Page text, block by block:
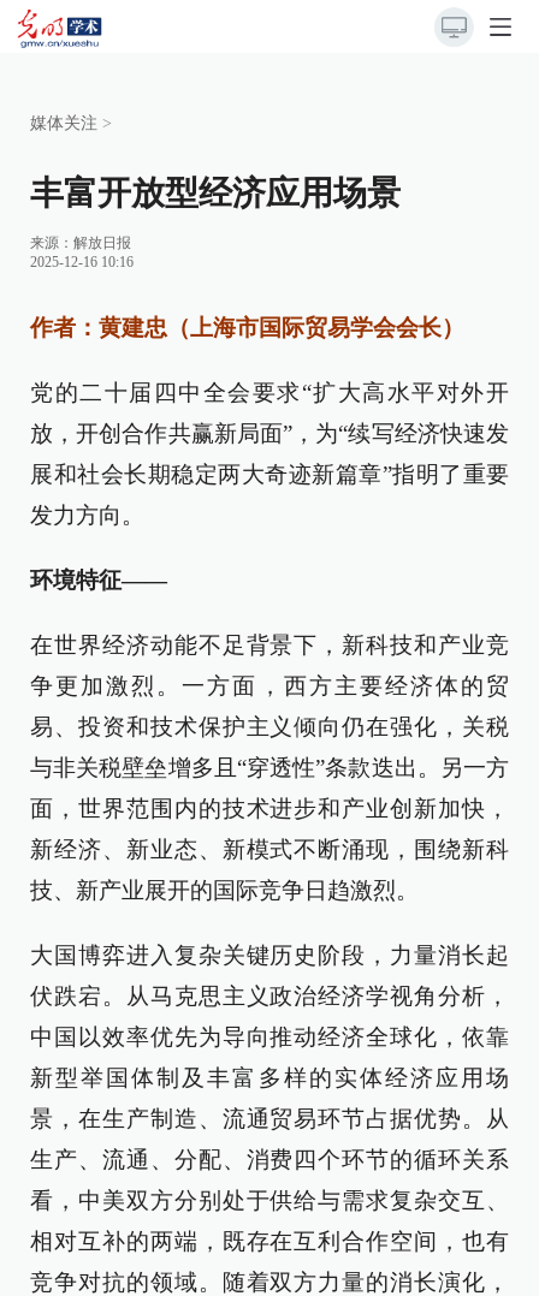
媒体关注 >
丰富开放型经济应用场景
来源：解放日报
2025-12-16 10:16
作者：黄建忠（上海市国际贸易学会会长）
党的二十届四中全会要求“扩大高水平对外开
放，开创合作共赢新局面”，为“续写经济快速发
展和社会长期稳定两大奇迹新篇章”指明了重要
发力方向。
环境特征——
在世界经济动能不足背景下，新科技和产业竞
争更加激烈。一方面，西方主要经济体的贸
易、投资和技术保护主义倾向仍在强化，关税
与非关税壁垒增多且“穿透性”条款迭出。另一方
面，世界范围内的技术进步和产业创新加快，
新经济、新业态、新模式不断涌现，围绕新科
技、新产业展开的国际竞争日趋激烈。
大国博弈进入复杂关键历史阶段，力量消长起
伏跌宕。从马克思主义政治经济学视角分析，
中国以效率优先为导向推动经济全球化，依靠
新型举国体制及丰富多样的实体经济应用场
景，在生产制造、流通贸易环节占据优势。从
生产、流通、分配、消费四个环节的循环关系
看，中美双方分别处于供给与需求复杂交互、
相对互补的两端，既存在互利合作空间，也有
竞争对抗的领域。随着双方力量的消长演化，